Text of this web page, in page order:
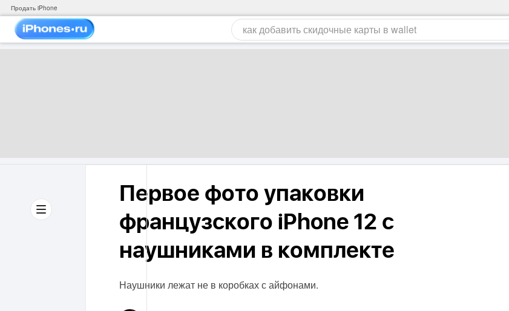
Продать iPhone
Первое фото упаковки
французского iPhone 12 с
наушниками в комплекте
Наушники лежат не в коробках с айфонами.